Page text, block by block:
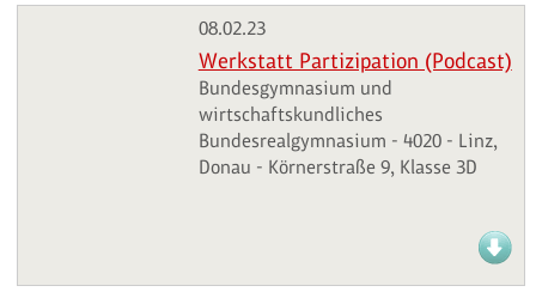
08.02.23
Werkstatt Partizipation (Podcast)
Bundesgymnasium und
wirtschaftskundliches
Bundesrealgymnasium - 4020 - Linz,
Donau - Körnerstraße 9, Klasse 3D